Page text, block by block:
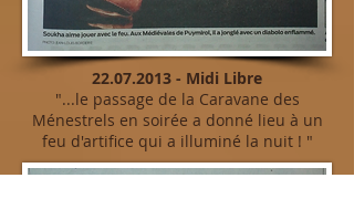
​22.07.2013 - Midi Libre
"...le passage de la Caravane des
Ménestrels en soirée a donné lieu à un
feu d'artifice qui a illuminé la nuit ! "